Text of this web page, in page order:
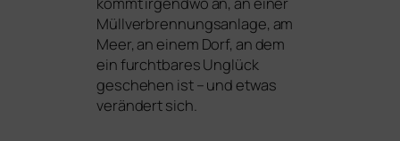
Müllverbrennungsanlage, am
Meer, an einem Dorf, an dem
ein furcht­ba­res Unglück
gesche­hen ist – und etwas
ver­än­dert sich.